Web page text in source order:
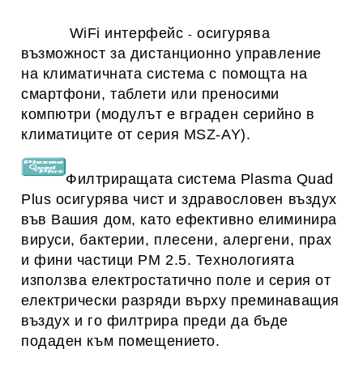
WiFi интерфейс - осигурява
възможност за дистанционно управление
на климатичната система с помощта на
смартфони, таблети или преносими
компютри (модулът е вграден серийно в
климатиците от серия MSZ-AY).
Филтриращата система Plasma Quad
Plus осигурява чист и здравословен въздух
във Вашия дом, като ефективно елиминира
вируси, бактерии, плесени, алергени, прах
и фини частици PM 2.5. Технологията
използва електростатично поле и серия от
електрически разряди върху преминаващия
въздух и го филтрира преди да бъде
подаден към помещението.